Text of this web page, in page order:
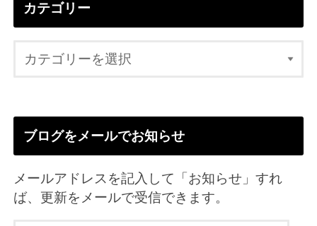
カテゴリー
ブログをメールでお知らせ
メールアドレスを記入して「お知らせ」すれ
ば、更新をメールで受信できます。